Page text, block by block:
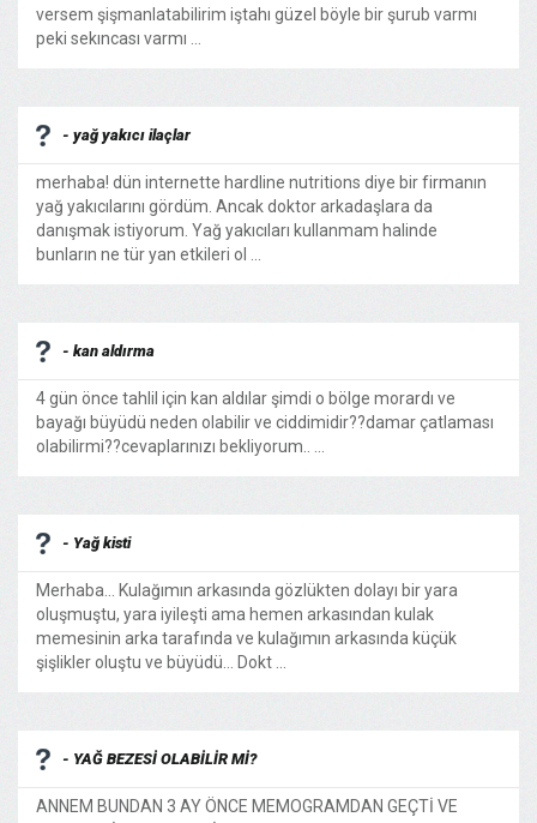
versem şişmanlatabilirim iştahı güzel böyle bir şurub varmı
peki sekıncası varmı ...
- yağ yakıcı ilaçlar
merhaba! dün internette hardline nutritions diye bir firmanın
yağ yakıcılarını gördüm. Ancak doktor arkadaşlara da
danışmak istiyorum. Yağ yakıcıları kullanmam halinde
bunların ne tür yan etkileri ol ...
- kan aldırma
4 gün önce tahlil için kan aldılar şimdi o bölge morardı ve
bayağı büyüdü neden olabilir ve ciddimidir??damar çatlaması
olabilirmi??cevaplarınızı bekliyorum.. ...
- Yağ kisti
Merhaba... Kulağımın arkasında gözlükten dolayı bir yara
oluşmuştu, yara iyileşti ama hemen arkasından kulak
memesinin arka tarafında ve kulağımın arkasında küçük
şişlikler oluştu ve büyüdü... Dokt ...
- YAĞ BEZESİ OLABİLİR Mİ?
ANNEM BUNDAN 3 AY ÖNCE MEMOGRAMDAN GEÇTİ VE